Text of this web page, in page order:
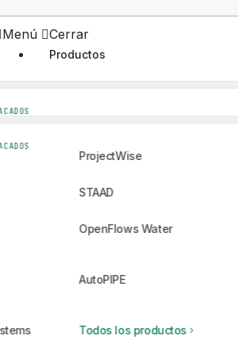
Menú Cerrar
Productos
ProjectWise
STAAD
OpenFlows Water
Productos
ProjectWise
STAAD
OpenFlows Water
AutoPIPE
Todos los productos
Catalog / Catálogo
of Complementary